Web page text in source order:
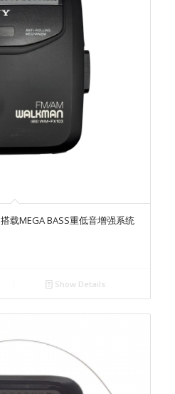
载MEGA BASS重低音增强系统
Show Details